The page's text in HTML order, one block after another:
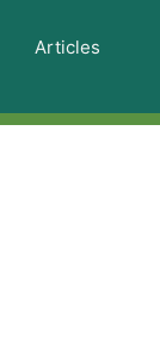
Articles